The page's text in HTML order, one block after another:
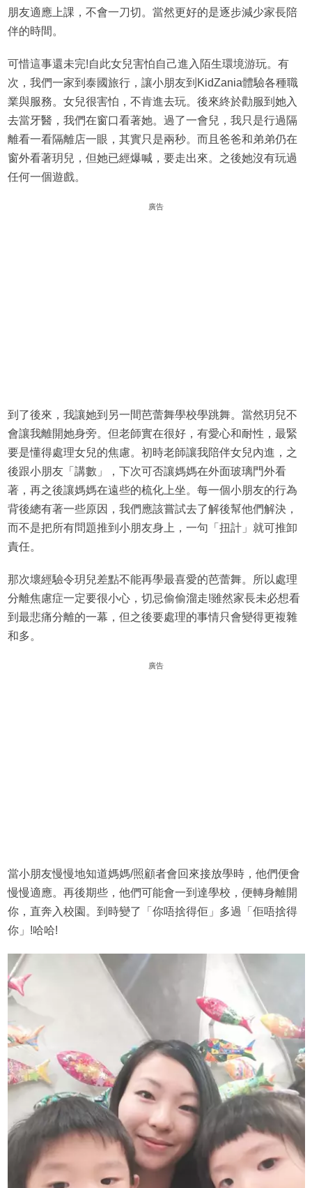
朋友適應上課，不會一刀切。當然更好的是逐步減少家長陪
伴的時間。
可惜這事還未完!自此女兒害怕自己進入陌生環境游玩。有
次，我們一家到泰國旅行，讓小朋友到KidZania體驗各種職
業與服務。女兒很害怕，不肯進去玩。後來終於勸服到她入
去當牙醫，我們在窗口看著她。過了一會兒，我只是行過隔
離看一看隔離店一眼，其實只是兩秒。而且爸爸和弟弟仍在
窗外看著玥兒，但她已經爆喊，要走出來。之後她沒有玩過
任何一個遊戲。
廣告
到了後來，我讓她到另一間芭蕾舞學校學跳舞。當然玥兒不
會讓我離開她身旁。但老師實在很好，有愛心和耐性，最緊
要是懂得處理女兒的焦慮。初時老師讓我陪伴女兒內進，之
後跟小朋友「講數」，下次可否讓媽媽在外面玻璃門外看
著，再之後讓媽媽在遠些的梳化上坐。每一個小朋友的行為
背後總有著一些原因，我們應該嘗試去了解後幫他們解決，
而不是把所有問題推到小朋友身上，一句「扭計」就可推卸
責任。
那次壞經驗令玥兒差點不能再學最喜愛的芭蕾舞。所以處理
分離焦慮症一定要很小心，切忌偷偷溜走!雖然家長未必想看
到最悲痛分離的一幕，但之後要處理的事情只會變得更複雜
和多。
廣告
當小朋友慢慢地知道媽媽/照顧者會回來接放學時，他們便會
慢慢適應。再後期些，他們可能會一到達學校，便轉身離開
你，直奔入校園。到時變了「你唔捨得佢」多過「佢唔捨得
你」!哈哈!